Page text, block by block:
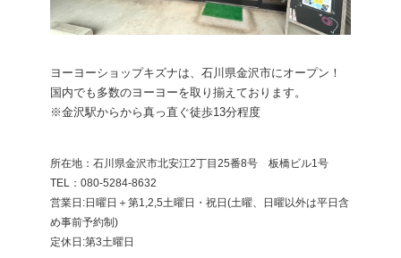
ヨーヨーショップキズナは、石川県金沢市にオープン！
国内でも多数のヨーヨーを取り揃えております。
※金沢駅からから真っ直ぐ徒歩13分程度
所在地：石川県金沢市北安江2丁目25番8号 板橋ビル1号
​TEL：080-5284-8632
営業日:日曜日＋第1,2,5土曜日・祝日(土曜、日曜以外は平日含
め事前予約制)
定休日:第3土曜日